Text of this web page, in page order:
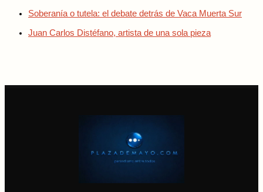
Soberanía o tutela: el debate detrás de Vaca Muerta Sur
Juan Carlos Distéfano, artista de una sola pieza